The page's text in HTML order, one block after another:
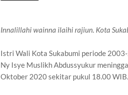
Innalillahi wainna ilaihi rajiun. Kota
Istri Wali Kota Sukabumi periode
Ny Isye Muslikh Abdussyukur
Oktober 2020 sekitar pukul 18.00 WIB.